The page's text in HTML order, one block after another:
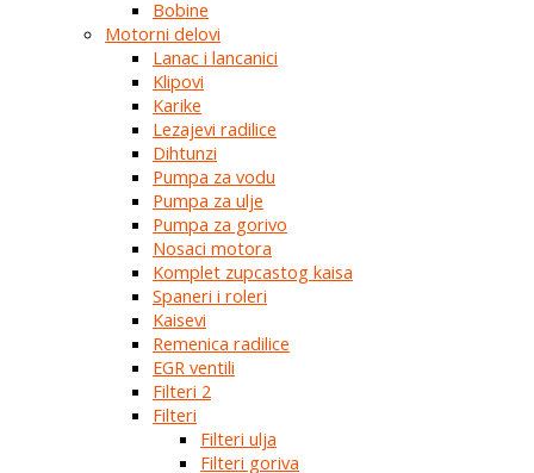
Bobine
Motorni delovi
Lanac i lancanici
Klipovi
Karike
Lezajevi radilice
Dihtunzi
Pumpa za vodu
Pumpa za ulje
Pumpa za gorivo
Nosaci motora
Komplet zupcastog kaisa
Spaneri i roleri
Kaisevi
Remenica radilice
EGR ventili
Filteri 2
Filteri
Filteri ulja
Filteri goriva